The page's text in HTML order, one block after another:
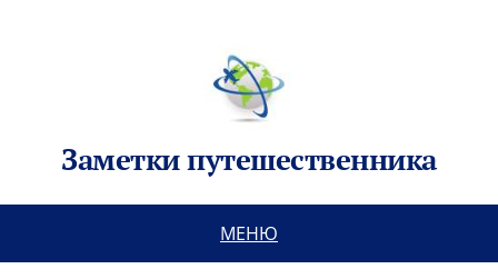
Заметки путешественника
МЕНЮ